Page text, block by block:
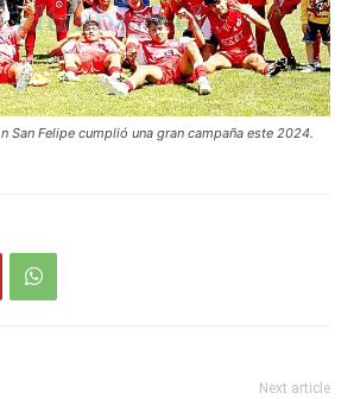
San Felipe cumplió una gran campaña este 2024.
Next article